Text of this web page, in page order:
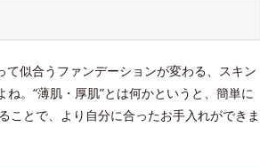
似合うファンデーションが変わる、スキン
。“薄肌・厚肌”とは何かというと、簡単に
ことで、より自分に合ったお手入れができま